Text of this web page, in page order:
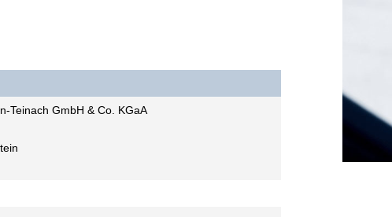
Teinach GmbH & Co. KGaA